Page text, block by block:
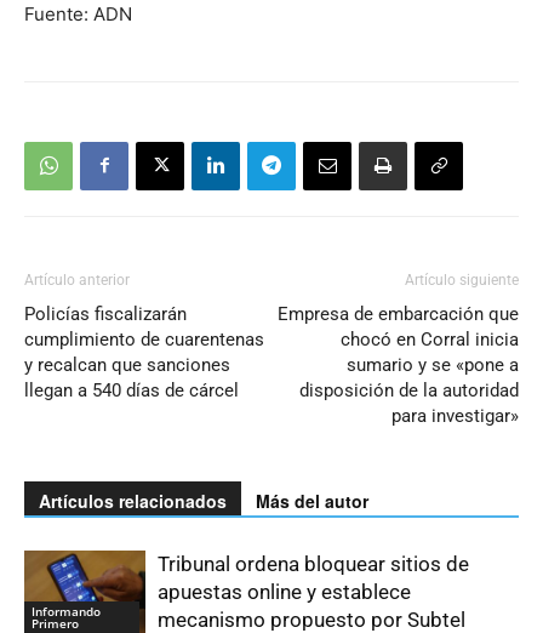
Fuente: ADN
Artículo anterior
Policías fiscalizarán
cumplimiento de cuarentenas
y recalcan que sanciones
llegan a 540 días de cárcel
Artículo siguiente
Empresa de embarcación que
chocó en Corral inicia
sumario y se «pone a
disposición de la autoridad
para investigar»
Artículos relacionados Más del autor
Informando
Primero
Tribunal ordena bloquear sitios de
apuestas online y establece
mecanismo propuesto por Subtel